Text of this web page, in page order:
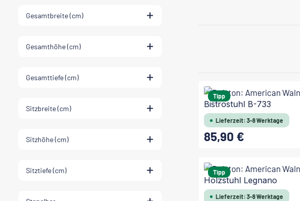
Gesamtbreite (cm)
Gesamthöhe (cm)
Gesamttiefe (cm)
Sitzbreite (cm)
Sitzhöhe (cm)
Sitztiefe (cm)
Tipp
Bistrostuhl B-733
Lieferzeit: 3-8 Werktage
Regulärer Preis:
85,90 €
Tipp
Holzstuhl Legnano
Lieferzeit: 3-8 Werktage